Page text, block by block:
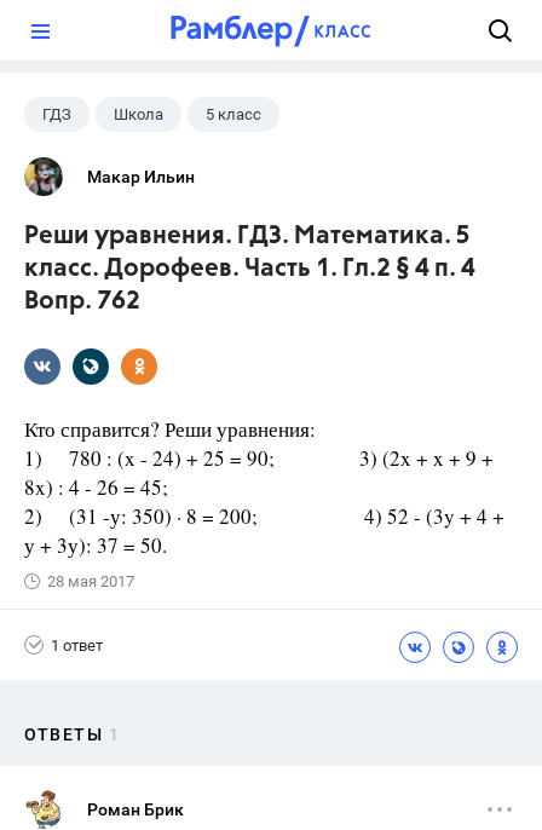
ГДЗ Школа 5 класс
Математика
Макар Ильин
Реши уравнения. ГДЗ. Математика. 5
класс. Дорофеев. Часть 1. Гл.2 § 4 п. 4
Вопр. 762
Кто справится? Реши уравнения:
1) 780 : (x - 24) + 25 = 90; 3) (2x + x + 9 +
8x) : 4 - 26 = 45;
2) (31 -у: 350) · 8 = 200; 4) 52 - (3y + 4 +
у + 3у): 37 = 50.
28 мая 2017
1 ответ
ОТВЕТЫ 1
Роман Брик